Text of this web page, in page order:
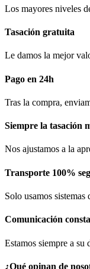
Los mayores niveles
Tasación gratuita
Le damos la mejor
Pago en 24h
Tras la compra,
Siempre la tasación
Nos ajustamos a la
Transporte 100%
Solo usamos
Comunicación​
Estamos siempre a
¿Qué opinan de